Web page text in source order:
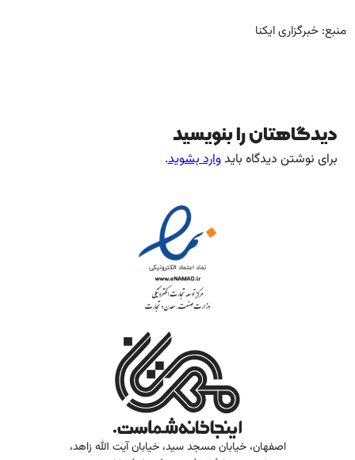
منبع: خبرگزاری ایکنا
دیدگاهتان را بنویسید
برای نوشتن دیدگاه بایدوارد بشوید.
اصفهان، خیابان مسجد سید، خیابان آیت الله زاهد،